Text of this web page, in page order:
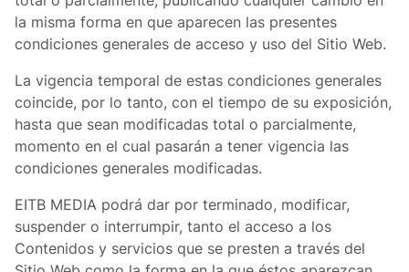
la misma forma en que aparecen las presentes
condiciones generales de acceso y uso del Sitio Web.
La vigencia temporal de estas condiciones generales
coincide, por lo tanto, con el tiempo de su exposición,
hasta que sean modificadas total o parcialmente,
momento en el cual pasarán a tener vigencia las
condiciones generales modificadas.
EITB MEDIA podrá dar por terminado, modificar,
suspender o interrumpir, tanto el acceso a los
Contenidos y servicios que se presten a través del